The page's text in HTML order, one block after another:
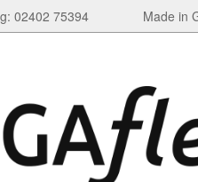
02402 75394 Made in